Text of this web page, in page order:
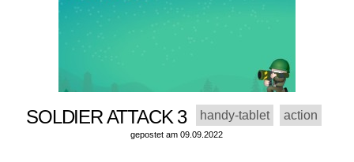
SOLDIER ATTACK 3 handy-tablet action
gepostet am 09.09.2022